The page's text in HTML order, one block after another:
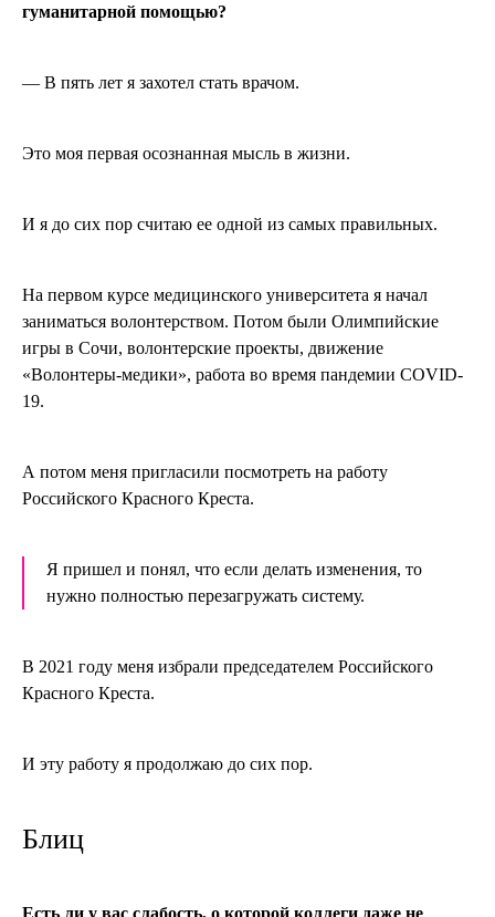
гуманитарной помощью?
— В пять лет я захотел стать врачом.
Это моя первая осознанная мысль в жизни.
И я до сих пор считаю ее одной из самых правильных.
На первом курсе медицинского университета я начал
заниматься волонтерством. Потом были Олимпийские
игры в Сочи, волонтерские проекты, движение
«Волонтеры-медики», работа во время пандемии COVID-
19.
А потом меня пригласили посмотреть на работу
Российского Красного Креста.
Я пришел и понял, что если делать изменения, то
нужно полностью перезагружать систему.
В 2021 году меня избрали председателем Российского
Красного Креста.
И эту работу я продолжаю до сих пор.
Блиц
Есть ли у вас слабость, о которой коллеги даже не